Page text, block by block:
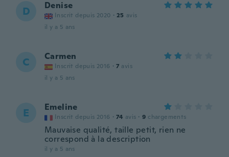
D Denise
Inscrit depuis 2020 · 25 avis
il y a 5 ans
C Carmen
Inscrit depuis 2016 · 7 avis
il y a 5 ans
E Emeline
Inscrit depuis 2016 · 74 avis · 9 chargements
Mauvaise qualité, taille petit, rien ne
correspond à la description
il y a 5 ans